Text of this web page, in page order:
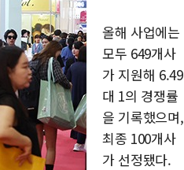
올해 사업에는
모두 649개사
가 지원해 6.49
대 1의 경쟁률
을 기록했으며,
최종 100개사
가 선정됐다.